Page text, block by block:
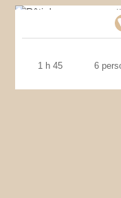
1 h 45 6